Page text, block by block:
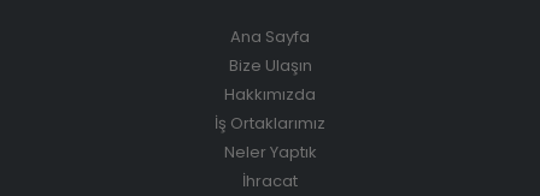
Ana Sayfa
Bize Ulaşın
Hakkımızda
İş Ortaklarımız
Neler Yaptık
İhracat